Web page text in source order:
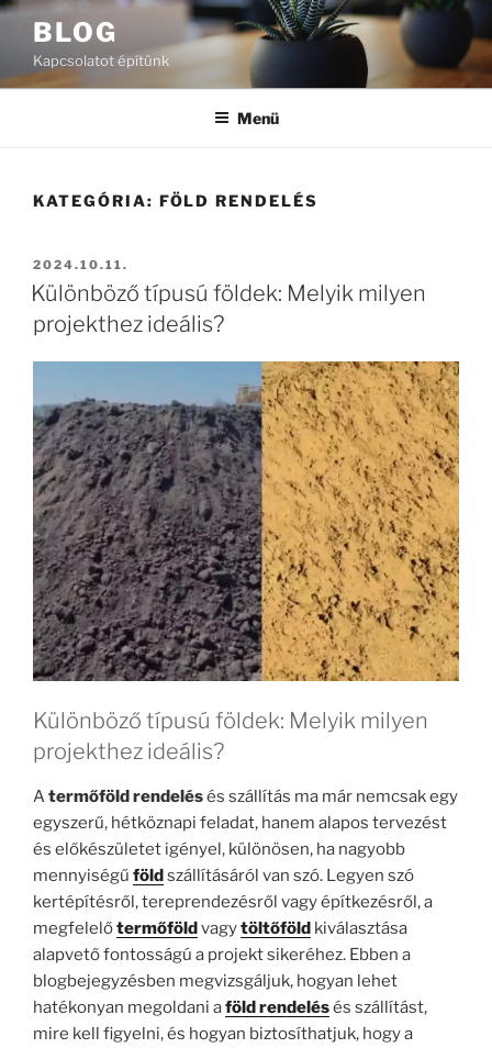
Tartalomhoz
BLOG
Kapcsolatot építünk
Menü
KATEGÓRIA: FÖLD RENDELÉS
BEKÜLDVE:
2024.10.11.
Különböző típusú földek: Melyik milyen
projekthez ideális?
Különböző típusú földek: Melyik milyen
projekthez ideális?
Atermőföld rendelésés szállítás ma már nemcsak egy
egyszerű, hétköznapi feladat, hanem alapos tervezést
és előkészületet igényel, különösen, ha nagyobb
mennyiségű földszállításáról van szó. Legyen szó
kertépítésről, tereprendezésről vagy építkezésről, a
megfelelőtermőföldvagytöltőföld kiválasztása
alapvető fontosságú a projekt sikeréhez. Ebben a
blogbejegyzésben megvizsgáljuk, hogyan lehet
hatékonyan megoldani aföld rendelésés szállítást,
mire kell figyelni, és hogyan biztosíthatjuk, hogy a